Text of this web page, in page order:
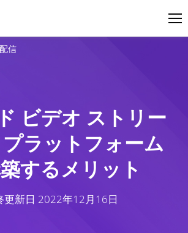
信
ビデオ ストリー
ラットフォーム
するメリット
更新日 2022年12月16日